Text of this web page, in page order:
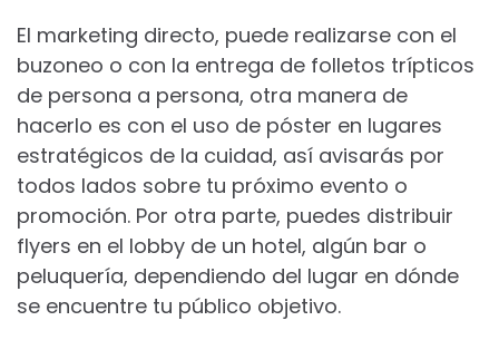
El marketing directo, puede realizarse con el
buzoneo o con la entrega de folletos trípticos
de persona a persona, otra manera de
hacerlo es con el uso de póster en lugares
estratégicos de la cuidad, así avisarás por
todos lados sobre tu próximo evento o
promoción. Por otra parte, puedes distribuir
flyers en el lobby de un hotel, algún bar o
peluquería, dependiendo del lugar en dónde
se encuentre tu público objetivo.